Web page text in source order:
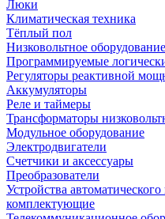
Люки
Климатическая техника
Тёплый пол
Низковольтное оборудование
Программируемые
Регуляторы реактивной
Аккумуляторы
Реле и таймеры
Трансформаторы
Модульное оборудование
Электродвигатели
Счетчики и аксессуары
Преобразователи
Устройства
комплектующие